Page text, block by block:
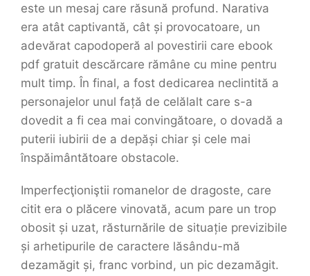
este un mesaj care răsună profund. Narativa
era atât captivantă, cât și provocatoare, un
adevărat capodoperă al povestirii care ebook
pdf gratuit descărcare rămâne cu mine pentru
mult timp. În final, a fost dedicarea neclintită a
personajelor unul față de celălalt care s-a
dovedit a fi cea mai convingătoare, o dovadă a
puterii iubirii de a depăși chiar și cele mai
înspăimântătoare obstacole.
Imperfecţioniştii romanelor de dragoste, care
citit era o plăcere vinovată, acum pare un trop
obosit și uzat, răsturnările de situație previzibile
și arhetipurile de caractere lăsându-mă
dezamăgit și, franc vorbind, un pic dezamăgit.